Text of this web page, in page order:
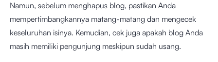
Namun, sebelum menghapus blog, pastikan Anda
mempertimbangkannya matang-matang dan mengecek
keseluruhan isinya. Kemudian, cek juga apakah blog Anda
masih memiliki pengunjung meskipun sudah usang.